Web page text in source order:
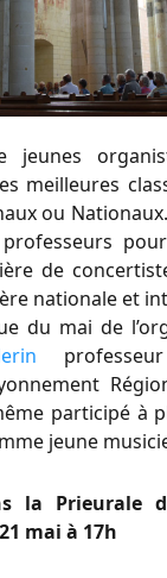
jeunes
meilleures
ou
de
nationale et
du mai de
participé à
jeune
la Prieurale
mai à 17h